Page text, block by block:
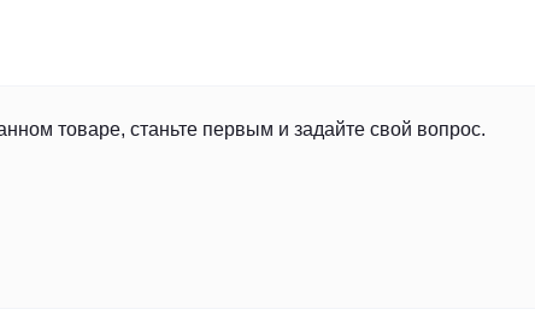
товаре, станьте первым и задайте свой вопрос.